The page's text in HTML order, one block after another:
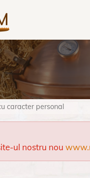
caracter personal
ul nostru nou